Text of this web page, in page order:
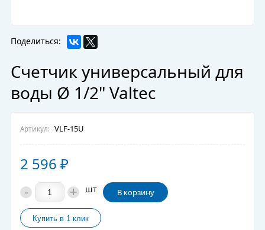
Поделиться:
Счетчик универсальный для
воды Ø 1/2" Valtec
Артикул: VLF-15U
2 596 ₽
- + шт В корзину